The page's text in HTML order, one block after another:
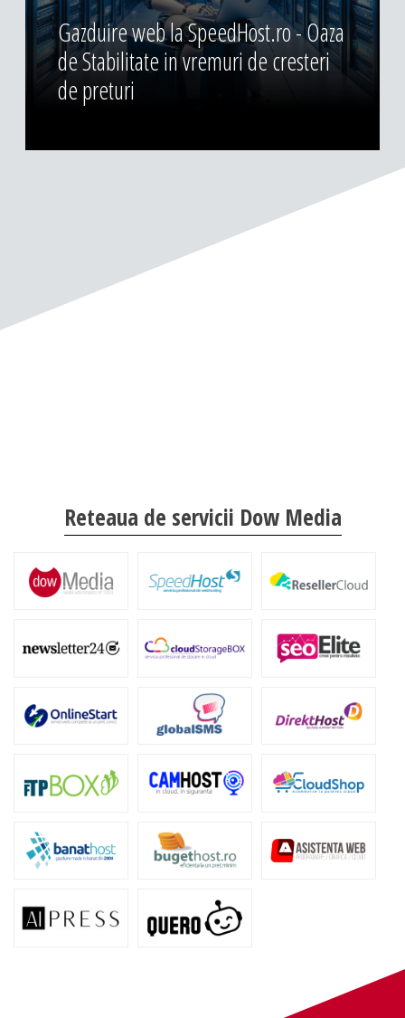
Gazduire web la SpeedHost.ro - Oaza
de Stabilitate in vremuri de cresteri
de preturi
Reteaua de servicii Dow Media